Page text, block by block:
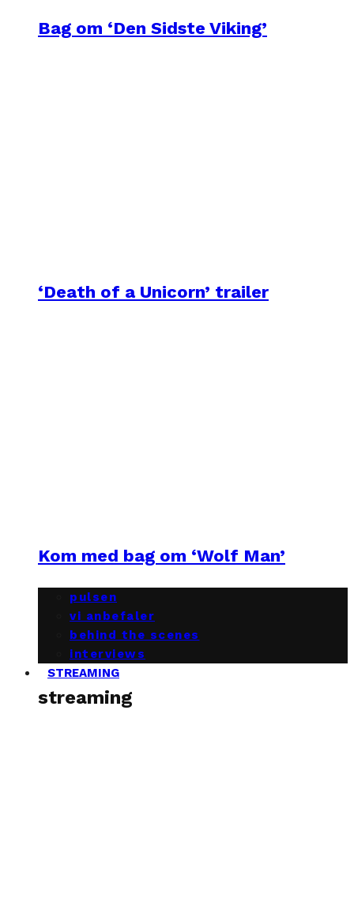
Bag om ‘Den Sidste Viking’
‘Death of a Unicorn’ trailer
Kom med bag om ‘Wolf Man’
pulsen
vi anbefaler
behind the scenes
interviews
STREAMING
streaming